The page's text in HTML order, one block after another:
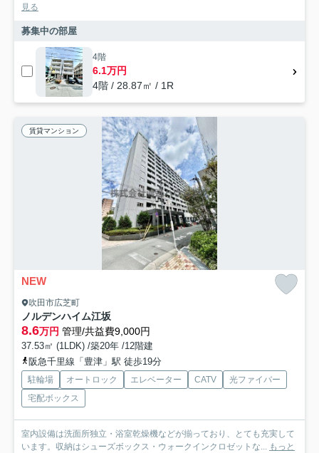
見る
募集中の部屋
4階
6.1万円
4階 / 28.87㎡ / 1R
賃貸マンション
NEW
吹田市広芝町
ノルデンハイム江坂
8.6万円 管理/共益費9,000円
37.53㎡ (1LDK) /築20年 /12階建
阪急千里線「豊津」駅 徒歩19分
駐輪場 オートロック エレベーター CATV
光ファイバー
宅配ボックス
室内設備は洗面所独立・浴室乾燥機などが揃っており、とても充実して
います。収納はシューズボックス・ウォークインクロゼットな...
もっと